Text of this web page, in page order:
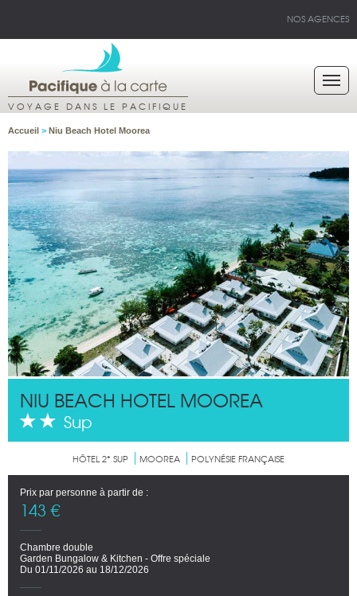
NOS AGENCES
VOYAGE DANS LE PACIFIQUE
Accueil > Niu Beach Hotel Moorea
NIU BEACH HOTEL MOOREA
Sup
HÔTEL 2* SUP MOOREA POLYNÉSIE FRANÇAISE
Prix par personne à partir de :
143 €
Chambre double
Garden Bungalow & Kitchen - Offre spéciale
Du 01/11/2026 au 18/12/2026